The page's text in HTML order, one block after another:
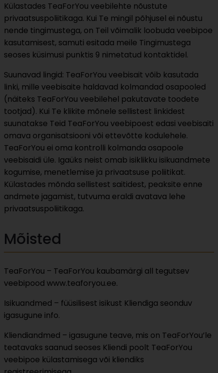
Külastades TeaForYou veebilehte nõustute
privaatsuspoliitikaga. Kui Te mingil põhjusel ei nõustu
nende tingimustega, on Teil võimalik loobuda veebipoe
kasutamisest, samuti esitada meile Tingimustega
seoses küsimusi punktis 9 nimetatud kontaktidel.
Suunavad lingid: TeaForYou veebisait võib kasutada
linki, mille veebisaite haldavad kolmandad osapooled
(näiteks TeaForYou veebilehel pakutavate toodete
tootjad). Kui Te klikite mõnele sellistest linkidest
suunatakse Teid TeaForYou veebipoest edasi veebisaiti
omava organisatsiooni või ettevõtte kodulehele.
TeaForYou ei oma kontrolli kolmanda osapoole
veebisaidi üle. Igaüks neist omab isiklikku isikuandmete
kogumise, menetlemise ja privaatsuse poliitikat.
Külastades mõnda sellistest saitidest, peaksite enne
andmete jagamist, tutvuma eraldi avatava lehe
privaatsuspoliitikaga.
Mõisted
TeaForYou – TeaForYou kaubamärgi all tegutsev
veebipood www.teaforyou.ee.
Isikuandmed – füüsilisest isikust Kliendiga seonduv
igasugune info.
Kliendiandmed – igasugune teave, mis on TeaForYou’le
teatavaks saanud seoses Kliendi poolt TeaForYou
veebipoe külastamisega või kliendiks